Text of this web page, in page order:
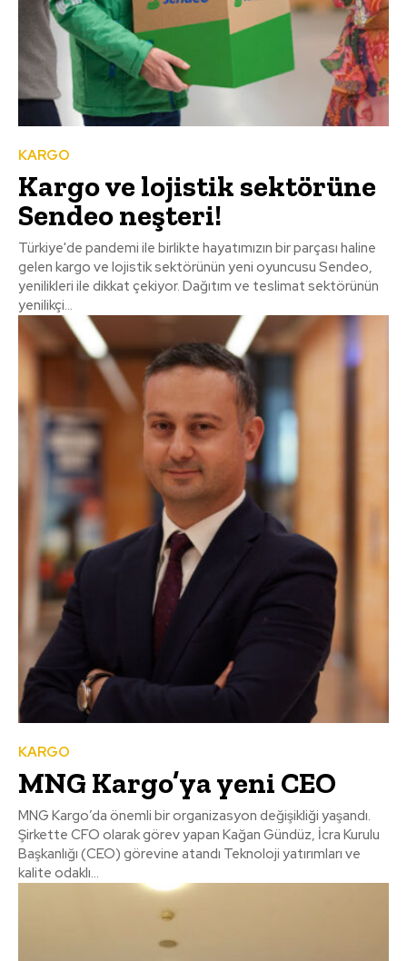
KARGO
Kargo ve lojistik sektörüne
Sendeo neşteri!
Türkiye'de pandemi ile birlikte hayatımızın bir parçası haline
gelen kargo ve lojistik sektörünün yeni oyuncusu Sendeo,
yenilikleri ile dikkat çekiyor. Dağıtım ve teslimat sektörünün
yenilikçi...
KARGO
MNG Kargo’ya yeni CEO
MNG Kargo’da önemli bir organizasyon değişikliği yaşandı.
Şirkette CFO olarak görev yapan Kağan Gündüz, İcra Kurulu
Başkanlığı (CEO) görevine atandı Teknoloji yatırımları ve
kalite odaklı...